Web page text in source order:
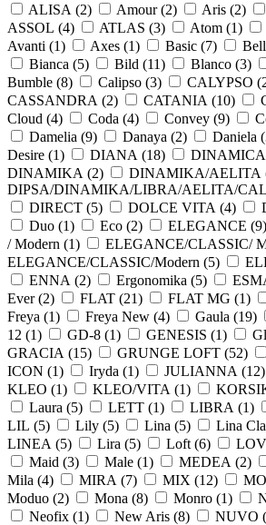
ALISA (2) Amour (2) Aris (2)
ASSOL (4) ATLAS (3) Atom (1)
Avanti (1) Axes (1) Basic (7)
Bianca (5) Bild (11) Blanco (3)
Bumble (8) Calipso (3) CALYPSO (
CASSANDRA (2) CATANIA (10)
Cloud (4) Coda (4) Convey (9)
Damelia (9) Danaya (2) Daniela (
Desire (1) DIANA (18)
DINAMIKA (2) DINAMIKA/AELITA
DIPSA/DINAMIKA/LIBRA/AELITA/
DIRECT (5) DOLCE VITA (4)
Duo (1) Eco (2) ELEGANCE (9)
/ Modern (1) ELEGANCE/CLASSIC/
ELEGANCE/CLASSIC/Modern (5)
ENNA (2) Ergonomika (5)
Ever (2) FLAT (21) FLAT MG (1)
Freya (1) Freya New (4) Gaula (19)
12 (1) GD-8 (1) GENESIS (1)
GRACIA (15) GRUNGE LOFT (52)
ICON (1) Iryda (1) JULIANNA (12)
KLEO (1) KLEO/VITA (1)
Laura (5) LETT (1) LIBRA (1)
LIL (5) Lily (5) Lina (5) Lina
LINEA (5) Lira (5) Loft (6)
Maid (3) Male (1) MEDEA (2)
Mila (4) MIRA (7) MIX (12)
Moduo (2) Mona (8) Monro (1)
Neofix (1) New Aris (8) NUVO (